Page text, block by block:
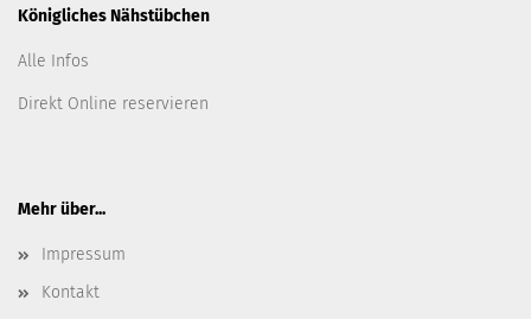
Königliches Nähstübchen
Alle Infos
Direkt Online reservieren
Mehr über...
Impressum
Kontakt